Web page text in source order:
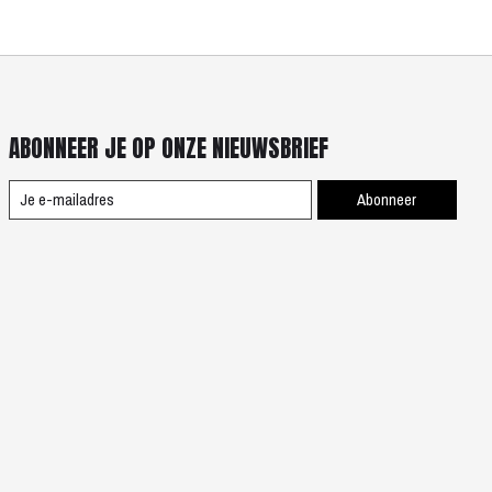
ABONNEER JE OP ONZE NIEUWSBRIEF
Abonneer